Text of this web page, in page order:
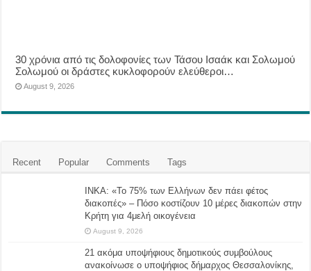
30 χρόνια από τις δολοφονίες των Τάσου Ισαάκ και Σολωμού
Σολωμού οι δράστες κυκλοφορούν ελεύθεροι…
August 9, 2026
Recent Popular Comments Tags
ΙΝΚΑ: «Το 75% των Ελλήνων δεν πάει φέτος
διακοπές» – Πόσο κοστίζουν 10 μέρες διακοπών στην
Κρήτη για 4μελή οικογένεια
August 9, 2026
21 ακόμα υποψήφιους δημοτικούς συμβούλους
ανακοίνωσε ο υποψήφιος δήμαρχος Θεσσαλονίκης,